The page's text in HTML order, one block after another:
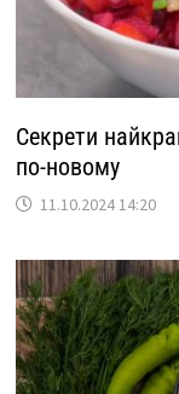
Секрети
по-новому
11.10.2024 14:20